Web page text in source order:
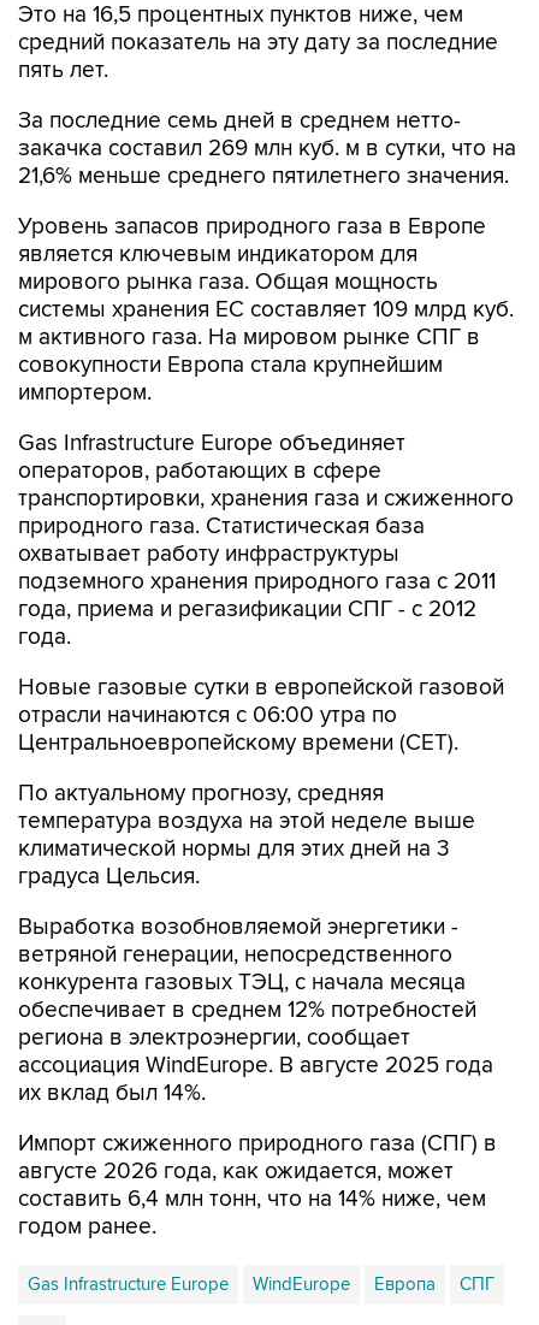
Это на 16,5 процентных пунктов ниже, чем
средний показатель на эту дату за последние
пять лет.
За последние семь дней в среднем нетто-
закачка составил 269 млн куб. м в сутки, что на
21,6% меньше среднего пятилетнего значения.
Уровень запасов природного газа в Европе
является ключевым индикатором для
мирового рынка газа. Общая мощность
системы хранения ЕС составляет 109 млрд куб.
м активного газа. На мировом рынке СПГ в
совокупности Европа стала крупнейшим
импортером.
Gas Infrastructure Europe объединяет
операторов, работающих в сфере
транспортировки, хранения газа и сжиженного
природного газа. Статистическая база
охватывает работу инфраструктуры
подземного хранения природного газа с 2011
года, приема и регазификации СПГ - с 2012
года.
Новые газовые сутки в европейской газовой
отрасли начинаются c 06:00 утра по
Центральноевропейскому времени (CET).
По актуальному прогнозу, средняя
температура воздуха на этой неделе выше
климатической нормы для этих дней на 3
градуса Цельсия.
Выработка возобновляемой энергетики -
ветряной генерации, непосредственного
конкурента газовых ТЭЦ, с начала месяца
обеспечивает в среднем 12% потребностей
региона в электроэнергии, сообщает
ассоциация WindEurope. В августе 2025 года
их вклад был 14%.
Импорт сжиженного природного газа (СПГ) в
августе 2026 года, как ожидается, может
составить 6,4 млн тонн, что на 14% ниже, чем
годом ранее.
Gas Infrastructure Europe WindEurope Европа СПГ